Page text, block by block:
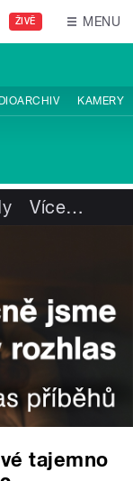
ŽIVĚ MENU
KAMERY
Více…
tajemno